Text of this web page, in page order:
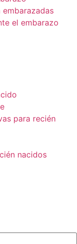
embarazadas
el embarazo
para recién
nacidos